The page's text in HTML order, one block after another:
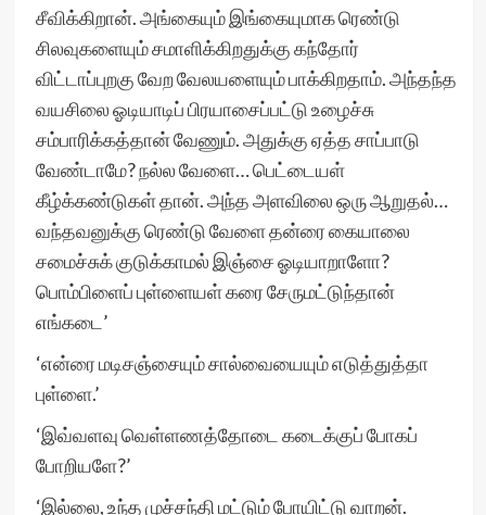
சீவிக்கிறான். அங்கையும் இங்கையுமாக ரெண்டு
சிலவுகளையும் சமாளிக்கிறதுக்கு கந்தோர்
விட்டாப்புறகு வேற வேலயளையும் பாக்கிறதாம். அந்தந்த
வயசிலை ஓடியாடிப் பிரயாசைப்பட்டு உழைச்சு
சம்பாரிக்கத்தான் வேணும். அதுக்கு ஏத்த சாப்பாடு
வேண்டாமே? நல்ல வேளை… பெட்டையள்
கீழ்க்கண்டுகள் தான். அந்த அளவிலை ஒரு ஆறுதல்…
வந்தவனுக்கு ரெண்டு வேளை தன்ரை கையாலை
சமைச்சுக் குடுக்காமல் இஞ்சை ஓடியாறாளோ?
பொம்பிளைப் புள்ளையள் கரை சேருமட்டுந்தான்
எங்கடை’
‘என்ரை மடிசஞ்சையும் சால்வையையும் எடுத்துத்தா
புள்ளை.’
‘இவ்வளவு வெள்ளணத்தோடை கடைக்குப் போகப்
போறியளே?’
‘இல்லை, உந்த முச்சந்தி மட்டும் போயிட்டு வாறன்.